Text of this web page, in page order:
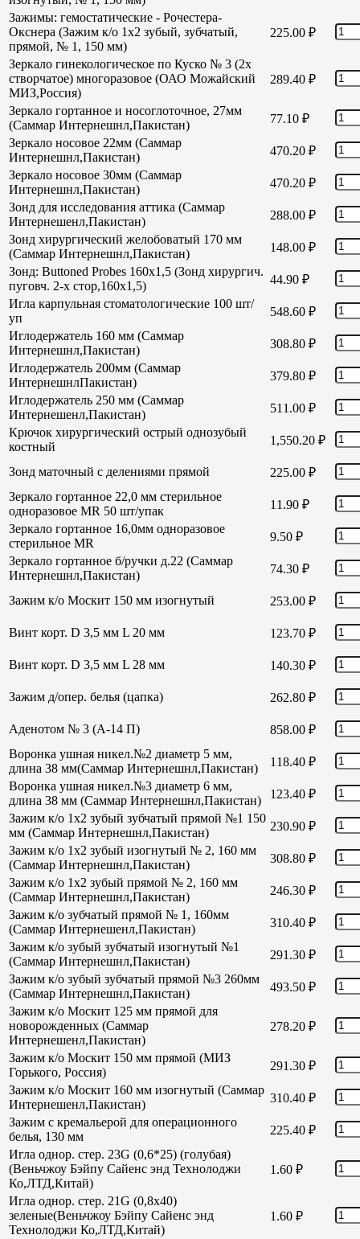
Зажимы: гемостатические - Рочестера-
Окснера (Зажим к/о 1х2 зубый, зубчатый,
прямой, № 1, 150 мм)
225.00 ₽
Зеркало гинекологическое по Куско № 3 (2х
створчатое) многоразовое (ОАО Можайский
МИЗ,Россия)
289.40 ₽
Зеркало гортанное и носоглоточное, 27мм
(Саммар Интернешнл,Пакистан)
77.10 ₽
Зеркало носовое 22мм (Саммар
Интернешнл,Пакистан)
470.20 ₽
Зеркало носовое 30мм (Саммар
Интернешнл,Пакистан)
470.20 ₽
Зонд для исследования аттика (Саммар
Интернешенл,Пакистан)
288.00 ₽
Зонд хирургический желобоватый 170 мм
(Саммар Интернешнл,Пакистан)
148.00 ₽
Зонд: Buttoned Probes 160х1,5 (Зонд хирургич.
пуговч. 2-х стор,160х1,5)
44.90 ₽
Игла карпульная стоматологические 100 шт/
уп
548.60 ₽
Иглодержатель 160 мм (Саммар
Интернешнл,Пакистан)
308.80 ₽
Иглодержатель 200мм (Саммар
ИнтернешнлПакистан)
379.80 ₽
Иглодержатель 250 мм (Саммар
Интернешенл,Пакистан)
511.00 ₽
Крючок хирургический острый однозубый
костный
1,550.20 ₽
Зонд маточный с делениями прямой 225.00 ₽
Зеркало гортанное 22,0 мм стерильное
одноразовое MR 50 шт/упак
11.90 ₽
Зеркало гортанное 16,0мм одноразовое
стерильное MR
9.50 ₽
Зеркало гортанное б/ручки д.22 (Саммар
Интернешнл,Пакистан)
74.30 ₽
Зажим к/о Москит 150 мм изогнутый 253.00 ₽
Винт корт. D 3,5 мм L 20 мм 123.70 ₽
Винт корт. D 3,5 мм L 28 мм 140.30 ₽
Зажим д/опер. белья (цапка) 262.80 ₽
Аденотом № 3 (А-14 П) 858.00 ₽
Воронка ушная никел.№2 диаметр 5 мм,
длина 38 мм(Саммар Интернешнл,Пакистан)
118.40 ₽
Воронка ушная никел.№3 диаметр 6 мм,
длина 38 мм (Саммар Интернешнл,Пакистан)
123.40 ₽
Зажим к/о 1х2 зубый зубчатый прямой №1 150
мм (Саммар Интернешнл,Пакистан)
230.90 ₽
Зажим к/о 1х2 зубый изогнутый № 2, 160 мм
(Саммар Интернешнл,Пакистан)
308.80 ₽
Зажим к/о 1х2 зубый прямой № 2, 160 мм
(Саммар Интернешнл,Пакистан)
246.30 ₽
Зажим к/о зубчатый прямой № 1, 160мм
(Саммар Интернешенл,Пакистан)
310.40 ₽
Зажим к/о зубый зубчатый изогнутый №1
(Саммар Интернешнл,Пакистан)
291.30 ₽
Зажим к/о зубый зубчатый прямой №3 260мм
(Саммар Интернешнл,Пакистан)
493.50 ₽
Зажим к/о Москит 125 мм прямой для
новорожденных (Саммар
Интернешенл,Пакистан)
278.20 ₽
Зажим к/о Москит 150 мм прямой (МИЗ
Горького, Россия)
291.30 ₽
Зажим к/о Москит 160 мм изогнутый (Саммар
Интернешенл,Пакистан)
310.40 ₽
Зажим с кремальерой для операционного
белья, 130 мм
225.40 ₽
Игла однор. стер. 23G (0,6*25) (голубая)
(Веньчжоу Бэйпу Сайенс энд Технолоджи
Ко,ЛТД,Китай)
1.60 ₽
Игла однор. стер. 21G (0,8х40)
зеленые(Веньчжоу Бэйпу Сайенс энд
Технолоджи Ко,ЛТД,Китай)
1.60 ₽